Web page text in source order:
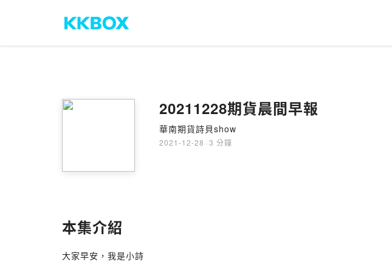
20211228期貨晨間早報
華南期貨詩貝show
2021-12-28 · 3 分鐘
本集介紹
大家早安，我是小詩